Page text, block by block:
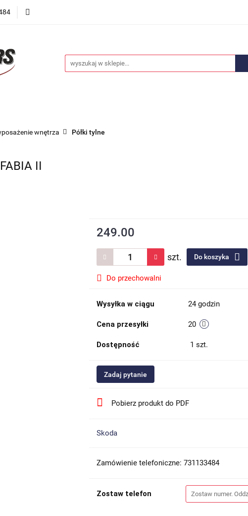
Nowości
wnętrza Półki tylne
II
249.00
szt. Do koszyka
Do przechowalni
Wysyłka w ciągu 24 godzin
Cena przesyłki 20
Dostępność 1 szt.
Zadaj pytanie
Pobierz produkt do PDF
Skoda
Zamówienie telefoniczne: 731133484
Zostaw telefon